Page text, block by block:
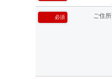
必須 ご住所